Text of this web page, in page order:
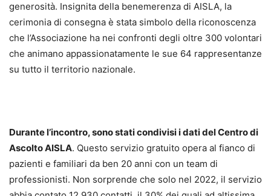
generosità. Insignita della benemerenza di AISLA, la
cerimonia di consegna è stata simbolo della riconoscenza
che l’Associazione ha nei confronti degli oltre 300 volontari
che animano appassionatamente le sue 64 rappresentanze
su tutto il territorio nazionale.
Durante l’incontro, sono stati condivisi i dati del Centro di
Ascolto AISLA. Questo servizio gratuito opera al fianco di
pazienti e familiari da ben 20 anni con un team di
professionisti. Non sorprende che solo nel 2022, il servizio